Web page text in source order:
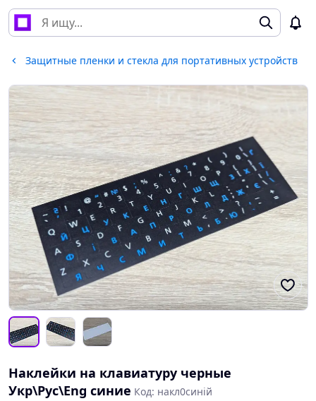
Защитные пленки и стекла для портативных устройств
Наклейки на клавиатуру черные
Укр\Рус\Eng синие Код: накл0синій